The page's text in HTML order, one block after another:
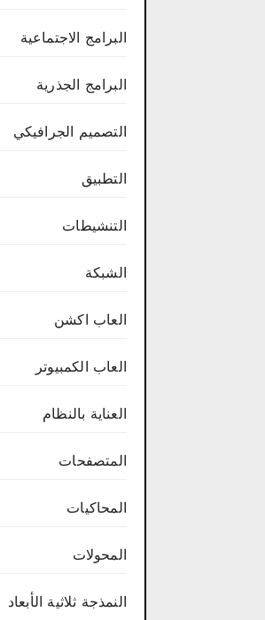
البرامج الاجتماعية
البرامج الجذرية
التصميم الجرافيكي
التطبيق
التنشيطات
الشبكة
العاب اكشن
العاب الكمبيوتر
العناية بالنظام
المتصفحات
المحاكيات
المحولات
النمذجة ثلاثية الأبعاد